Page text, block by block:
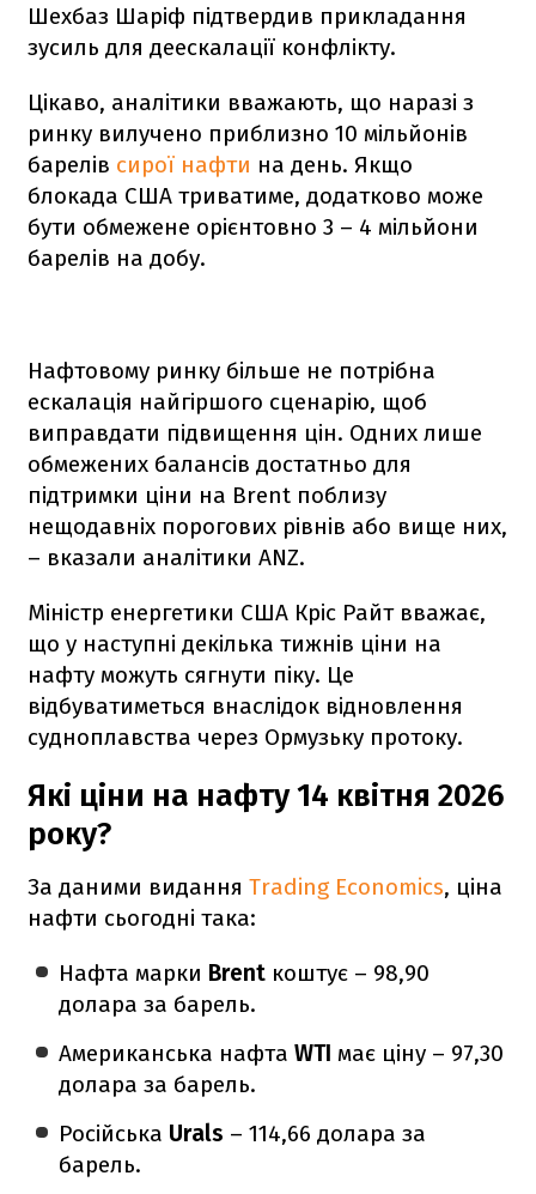
Шехбаз Шаріф підтвердив прикладання
зусиль для деескалації конфлікту.
Цікаво, аналітики вважають, що наразі з
ринку вилучено приблизно 10 мільйонів
барелів сирої нафти на день. Якщо
блокада США триватиме, додатково може
бути обмежене орієнтовно 3 – 4 мільйони
барелів на добу.
Нафтовому ринку більше не потрібна
ескалація найгіршого сценарію, щоб
виправдати підвищення цін. Одних лише
обмежених балансів достатньо для
підтримки ціни на Brent поблизу
нещодавніх порогових рівнів або вище них,
– вказали аналітики ANZ.
Міністр енергетики США Кріс Райт вважає,
що у наступні декілька тижнів ціни на
нафту можуть сягнути піку. Це
відбуватиметься внаслідок відновлення
судноплавства через Ормузьку протоку.
Які ціни на нафту 14 квітня 2026
року?
За даними видання Trading Economics, ціна
нафти сьогодні така:
Нафта марки Brent коштує – 98,90
долара за барель.
Американська нафтаWTI має ціну – 97,30
долара за барель.
Російська Urals – 114,66 долара за
барель.